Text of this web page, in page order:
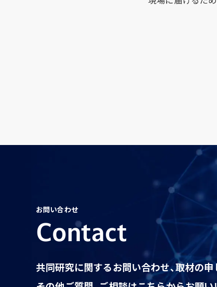
お問い合わせ
Contact
共同研究に関するお問い合わせ、取材の申